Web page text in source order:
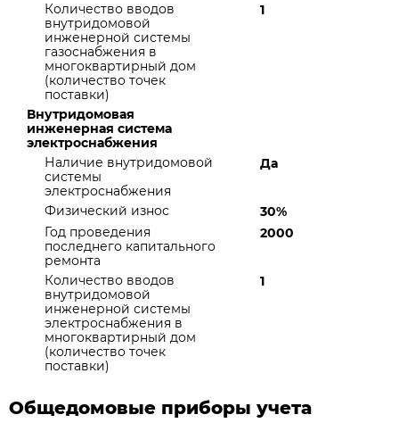
Количество вводов
внутридомовой
инженерной системы
газоснабжения в
многоквартирный дом
(количество точек
поставки)
1
Внутридомовая
инженерная система
электроснабжения
Наличие внутридомовой
системы
электроснабжения
Да
Физический износ
30%
Год проведения
последнего капитального
ремонта
2000
Количество вводов
внутридомовой
инженерной системы
электроснабжения в
многоквартирный дом
(количество точек
поставки)
1
Общедомовые приборы учета